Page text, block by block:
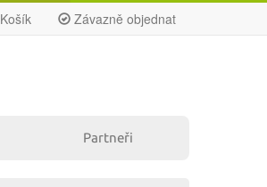
Košík Závazně objednat
Partneři